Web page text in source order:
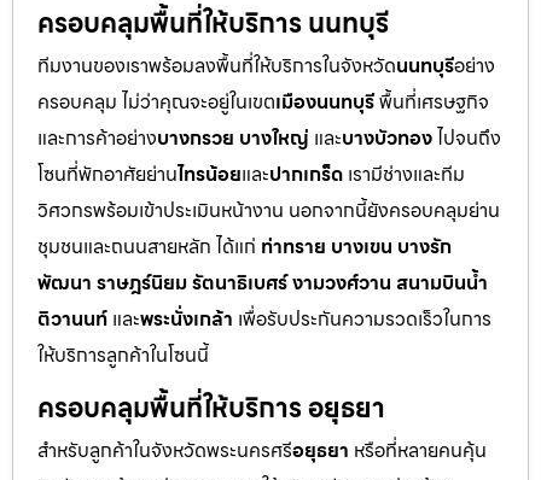
ครอบคลุมพื้นที่ให้บริการ นนทบุรี
ทีมงานของเราพร้อมลงพื้นที่ให้บริการในจังหวัดนนทบุรีอย่าง
ครอบคลุม ไม่ว่าคุณจะอยู่ในเขตเมืองนนทบุรีพื้นที่เศรษฐกิจ
และการค้าอย่างบางกรวย บางใหญ่ และบางบัวทองไปจนถึง
โซนที่พักอาศัยย่านไทรน้อยและปากเกร็ด เรามีช่างและทีม
วิศวกรพร้อมเข้าประเมินหน้างาน นอกจากนี้ยังครอบคลุมย่าน
ชุมชนและถนนสายหลัก ได้แก่ ท่าทราย บางเขน บางรัก
พัฒนา ราษฎร์นิยม รัตนาธิเบศร์ งามวงศ์วาน สนามบินน้ำ
ติวานนท์ และพระนั่งเกล้า เพื่อรับประกันความรวดเร็วในการ
ให้บริการลูกค้าในโซนนี้
ครอบคลุมพื้นที่ให้บริการ อยุธยา
สำหรับลูกค้าในจังหวัดพระนครศรีอยุธยา หรือที่หลายคนคุ้น